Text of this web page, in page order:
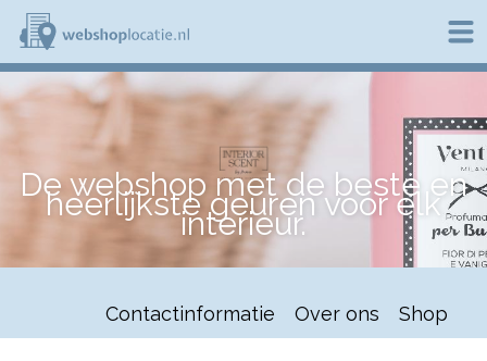
Overslaan
naar
de
inhoud
e
b
o
p
De webshop met de beste en
heerlijkste geuren voor elk
interieur.
Contactinformatie Over ons Shop